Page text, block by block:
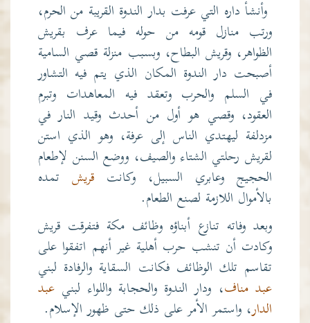
وأنشأ داره التي عرفت بدار الندوة القريبة من الحرم،
ورتب منازل قومه من حوله فيما عرف بقريش
الظواهر، وقريش البطاح، وبسبب منزلة قصي السامية
أصبحت دار الندوة المكان الذي يتم فيه التشاور
في السلم والحرب وتعقد فيه المعاهدات وتبرم
العقود، وقصي هو أول من أحدث وقيد النار في
مزدلفة ليهتدي الناس إلى عرفة، وهو الذي استن
لقريش رحلتي الشتاء والصيف، ووضع السنن لإطعام
الحجيج وعابري السبيل، وكانت قريش تمده
بالأموال اللازمة لصنع الطعام.
وبعد وفاته تنازع أبناؤه وظائف مكة فتفرقت قريش
وكادت أن تنشب حرب أهلية غير أنهم اتفقوا على
تقاسم تلك الوظائف فكانت السقاية والرفادة لبني
عبد مناف، ودار الندوة والحجابة واللواء لبني عبد
الدار، واستمر الأمر على ذلك حتى ظهور الإسلام.